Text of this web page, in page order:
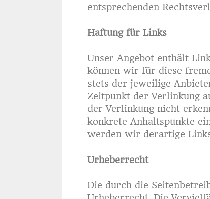
entsprechenden
Haftung für Links
Unser Angebot enthält
können wir für diese
stets der jeweilige
Zeitpunkt der Verlinkung
der Verlinkung nicht
konkrete Anhaltspunkte
werden wir derartige
Urheberrecht
Die durch die